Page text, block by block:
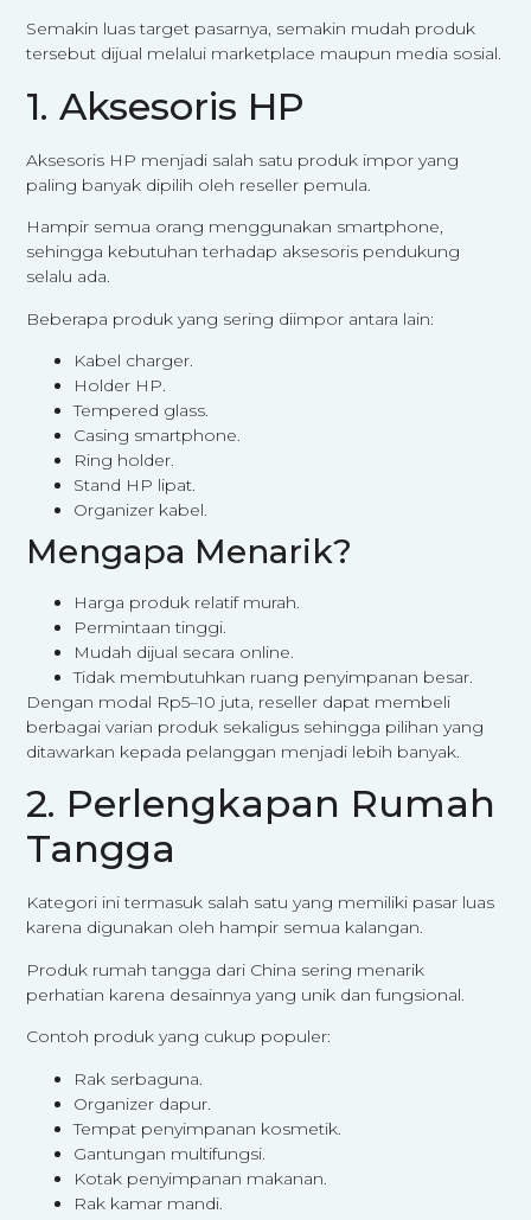
Semakin luas target pasarnya, semakin mudah produk
tersebut dijual melalui marketplace maupun media sosial.
1. Aksesoris HP
Aksesoris HP menjadi salah satu produk impor yang
paling banyak dipilih oleh reseller pemula.
Hampir semua orang menggunakan smartphone,
sehingga kebutuhan terhadap aksesoris pendukung
selalu ada.
Beberapa produk yang sering diimpor antara lain:
Kabel charger.
Holder HP.
Tempered glass.
Casing smartphone.
Ring holder.
Stand HP lipat.
Organizer kabel.
Mengapa Menarik?
Harga produk relatif murah.
Permintaan tinggi.
Mudah dijual secara online.
Tidak membutuhkan ruang penyimpanan besar.
Dengan modal Rp5–10 juta, reseller dapat membeli
berbagai varian produk sekaligus sehingga pilihan yang
ditawarkan kepada pelanggan menjadi lebih banyak.
2. Perlengkapan Rumah
Tangga
Kategori ini termasuk salah satu yang memiliki pasar luas
karena digunakan oleh hampir semua kalangan.
Produk rumah tangga dari China sering menarik
perhatian karena desainnya yang unik dan fungsional.
Contoh produk yang cukup populer:
Rak serbaguna.
Organizer dapur.
Tempat penyimpanan kosmetik.
Gantungan multifungsi.
Kotak penyimpanan makanan.
Rak kamar mandi.